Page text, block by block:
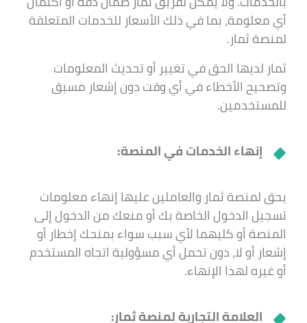
أي معلومة، بما في ذلك الأسعار للخدمات المتعلقة
لمنصة ثمار.
ثمار لديها الحق في تغيير أو تحديث المعلومات
وتصحيح الأخطاء في أي وقت دون إشعار مسبق
للمستخدمين.
إنهاء الخدمات في المنصة:
يحق لمنصة ثمار والعاملين عليها إنهاء معلومات
تسجيل الدخول الخاصة بك أو منعك من الدخول إلى
المنصة أو كليهما لأي سبب سواء بمنحك إخطار أو
إشعار أو لا، دون تحمل أي مسؤولية اتجاه المستخدم
أو غيره لهذا الإنهاء.
العلامة التجارية لمنصة ثمار: